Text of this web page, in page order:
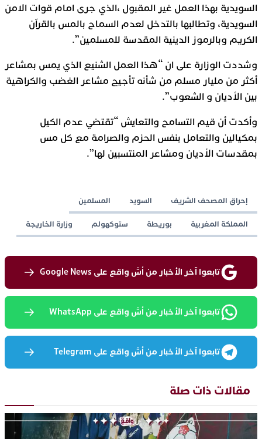
السويدية بهذا العمل غير المقبول ،الذي جرى امام قوات الامن
السويدية، وتطالبها بالتدخل لعدم السماح بالمس بالقرآن
الكريم وبالرموز الدينية المقدسة للمسلمين”.
وشددت الوزارة على ان “هذا العمل الشنيع الذي يمس بمشاعر
أكثر من مليار مسلم من شأنه تأجيج مشاعر الغضب والكراهية
بين الأديان و الشعوب”.
وأكدت أن قيم التسامح والتعايش “تقتضي عدم الكيل
بمكيالين والتعامل بنفس الحزم والصرامة مع كل مس
بمقدسات الأديان ومشاعر المنتسبين لها”.
إحراق المصحف الشريف السويد المسلمين
المملكة المغربية بوريطة ستوكهولم وزارة الخاريجة
تابعوا آخر الأخبار من أش واقع على Google News
تابعوا آخر الأخبار من أش واقع على WhatsApp
تابعوا آخر الأخبار من أش واقع على Telegram
مقالات ذات صلة